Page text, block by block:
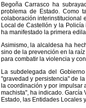
Begoña Carrasco ha
problema de Estado. Como
colaboración interinstitucional
Local de Castellón y la
ha manifestado la primera
Asimismo, la alcaldesa ha
sino de la prevención en la
para combatir la violencia y
La subdelegada del
"gravedad y persistencia" de
la coordinación y por
machista", ha indicado. García
Estado, las Entidades Locales